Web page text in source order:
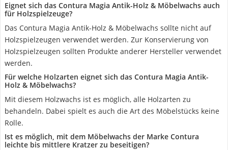
Eignet sich das Contura Magia Antik-Holz & Möbelwachs auch
für Holzspielzeuge?
Das Contura Magia Antik-Holz & Möbelwachs sollte nicht auf
Holzspielzeugen verwendet werden. Zur Konservierung von
Holzspielzeugen sollten Produkte anderer Hersteller verwendet
werden.
Für welche Holzarten eignet sich das Contura Magia Antik-
Holz & Möbelwachs?
Mit diesem Holzwachs ist es möglich, alle Holzarten zu
behandeln. Dabei spielt es auch die Art des Möbelstücks keine
Rolle.
Ist es möglich, mit dem Möbelwachs der Marke Contura
leichte bis mittlere Kratzer zu beseitigen?